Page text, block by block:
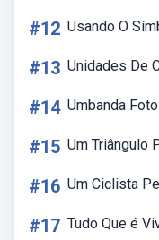
#12 Usando O
#13 Unidades De
#14 Umbanda
#15 Um Triângulo
#16 Um Ciclista
#17 Tudo Que é